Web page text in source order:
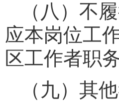
（八）不
应本岗位工
区工作者职
（九）其